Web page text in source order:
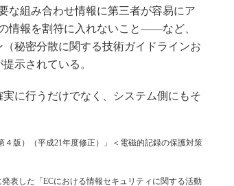
な組み合わせ情報に第三者が容易にア
情報を割符に入れないこと――など、
秘密分散に関する技術ガイドラインお
示されている。
に行うだけでなく、システム側にもそ
版）（平成21年度修正）」＜電磁的記録の保護対策
表した「ECにおける情報セキュリティに関する活動